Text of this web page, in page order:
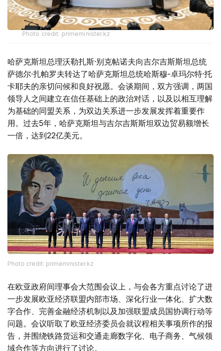
Photo credit: primeminister.kz
哈萨克斯坦总理沃勒扎斯·别克帖诺夫向吉尔吉斯斯坦总统
萨德尔·扎帕罗夫转达了哈萨克斯坦总统哈斯穆-卓玛尔特·托
卡耶夫的亲切问候和良好祝愿。会谈期间，双方强调，两国
领导人之间建立在信任基础上的政治对话，以及以相互理解
为基础的同盟关系，为双边关系进一步发展发挥着重要作
用。过去5年，哈萨克斯坦与吉尔吉斯斯坦双边贸易额增长
一倍，达到22亿美元。
Photo credit: primeminister.kz
在欧亚政府间理事会大范围会议上，与会各方重点讨论了进
一步发展欧亚经济联盟内部市场、深化行业一体化、扩大数
字合作、完善金融经济机制以及加强联盟成员国协调行动等
问题。会议听取了欧亚经济委员会就议程相关事项所作的报
告，并围绕铁路货运和交通走廊数字化、电子商务、气候领
域合作等方向进行了讨论。